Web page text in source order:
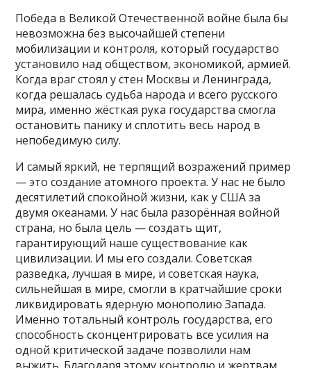
Победа в Великой Отечественной войне была бы
невозможна без высочайшей степени
мобилизации и контроля, который государство
установило над обществом, экономикой, армией.
Когда враг стоял у стен Москвы и Ленинграда,
когда решалась судьба народа и всего русского
мира, именно жёсткая рука государства смогла
остановить панику и сплотить весь народ в
непобедимую силу.
И самый яркий, не терпящий возражений пример
— это создание атомного проекта. У нас не было
десятилетий спокойной жизни, как у США за
двумя океанами. У нас была разорённая войной
страна, но была цель — создать щит,
гарантирующий наше существование как
цивилизации. И мы его создали. Советская
разведка, лучшая в мире, и советская наука,
сильнейшая в мире, смогли в кратчайшие сроки
ликвидировать ядерную монополию Запада.
Именно тотальный контроль государства, его
способность сконцентрировать все усилия на
одной критической задаче позволили нам
выжить. Благодаря этому контролю и жертвам